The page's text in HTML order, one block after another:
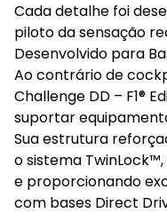
Cada detalhe foi
piloto da sensação
Desenvolvido para
Ao contrário de
Challenge DD – F1®
suportar
Sua estrutura
o sistema
e proporcionando
com bases Direct